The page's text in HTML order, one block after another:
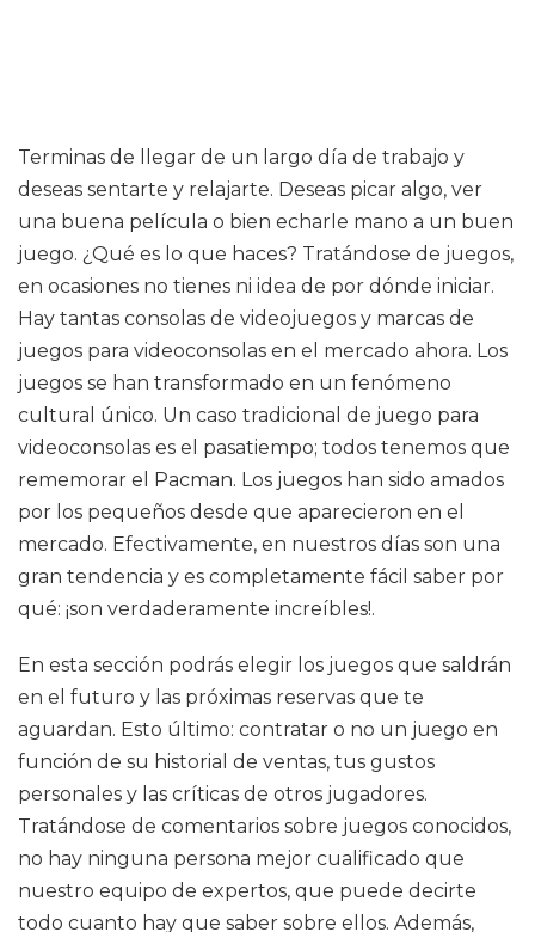
Terminas de llegar de un largo día de trabajo y
deseas sentarte y relajarte. Deseas picar algo, ver
una buena película o bien echarle mano a un buen
juego. ¿Qué es lo que haces? Tratándose de juegos,
en ocasiones no tienes ni idea de por dónde iniciar.
Hay tantas consolas de videojuegos y marcas de
juegos para videoconsolas en el mercado ahora. Los
juegos se han transformado en un fenómeno
cultural único. Un caso tradicional de juego para
videoconsolas es el pasatiempo; todos tenemos que
rememorar el Pacman. Los juegos han sido amados
por los pequeños desde que aparecieron en el
mercado. Efectivamente, en nuestros días son una
gran tendencia y es completamente fácil saber por
qué: ¡son verdaderamente increíbles!.
En esta sección podrás elegir los juegos que saldrán
en el futuro y las próximas reservas que te
aguardan. Esto último: contratar o no un juego en
función de su historial de ventas, tus gustos
personales y las críticas de otros jugadores.
Tratándose de comentarios sobre juegos conocidos,
no hay ninguna persona mejor cualificado que
nuestro equipo de expertos, que puede decirte
todo cuanto hay que saber sobre ellos. Además,